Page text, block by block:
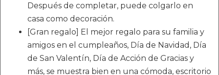
Después de completar, puede colgarlo en
casa como decoración.
[Gran regalo] El mejor regalo para su familia y
amigos en el cumpleaños, Día de Navidad, Día
de San Valentín, Día de Acción de Gracias y
más, se muestra bien en una cómoda, escritorio